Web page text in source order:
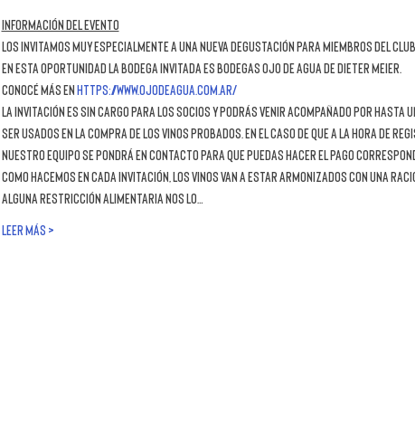
Información del evento
Los invitamos muy especialmente a una nueva DEGUSTACIÓN para miembros del
En esta oportunidad la bodega invitada es Bodegas Ojo de Agua de Dieter Meier.
Conocé más en https://www.ojodeagua.com.ar/
La invitación es sin cargo para los socios y podrás venir acompañado por hasta
ser usados en la compra de los vinos probados. En el caso de que a la hora de
nuestro equipo se pondrá en contacto para que puedas hacer el pago
Como hacemos en cada invitación, los vinos van a estar armonizados con una
alguna restricción alimentaria nos lo…
LEER MÁS >